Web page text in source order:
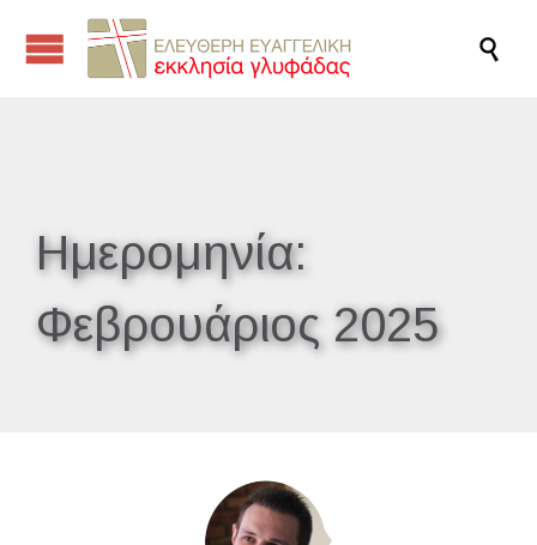

Ημερομηνία:
Φεβρουάριος 2025